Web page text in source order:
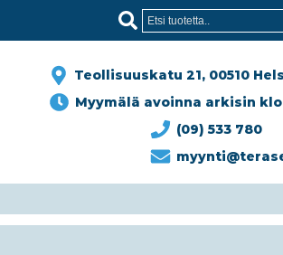
Teollisuuskatu 21, 00510
Myymälä avoinna arkisin klo
(09) 533 780